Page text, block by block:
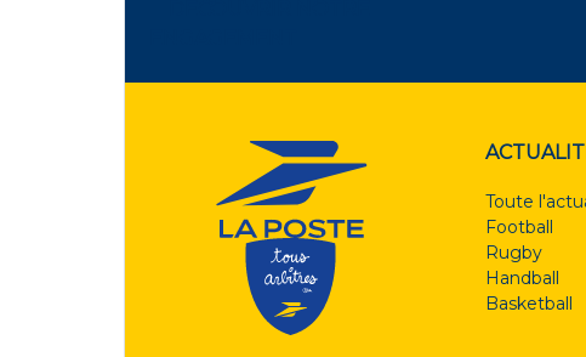
Toute
Football
Rugby
Handball
Basketball